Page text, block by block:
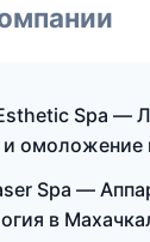
Spa —
и омоложение
Spa —
в